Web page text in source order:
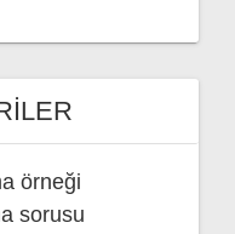
örneği
sorusu